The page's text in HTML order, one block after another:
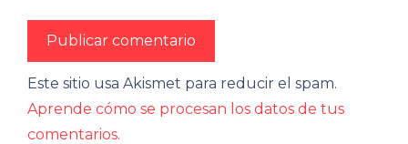
Este sitio usa Akismet para reducir el spam.
Aprende cómo se procesan los datos de tus
comentarios.